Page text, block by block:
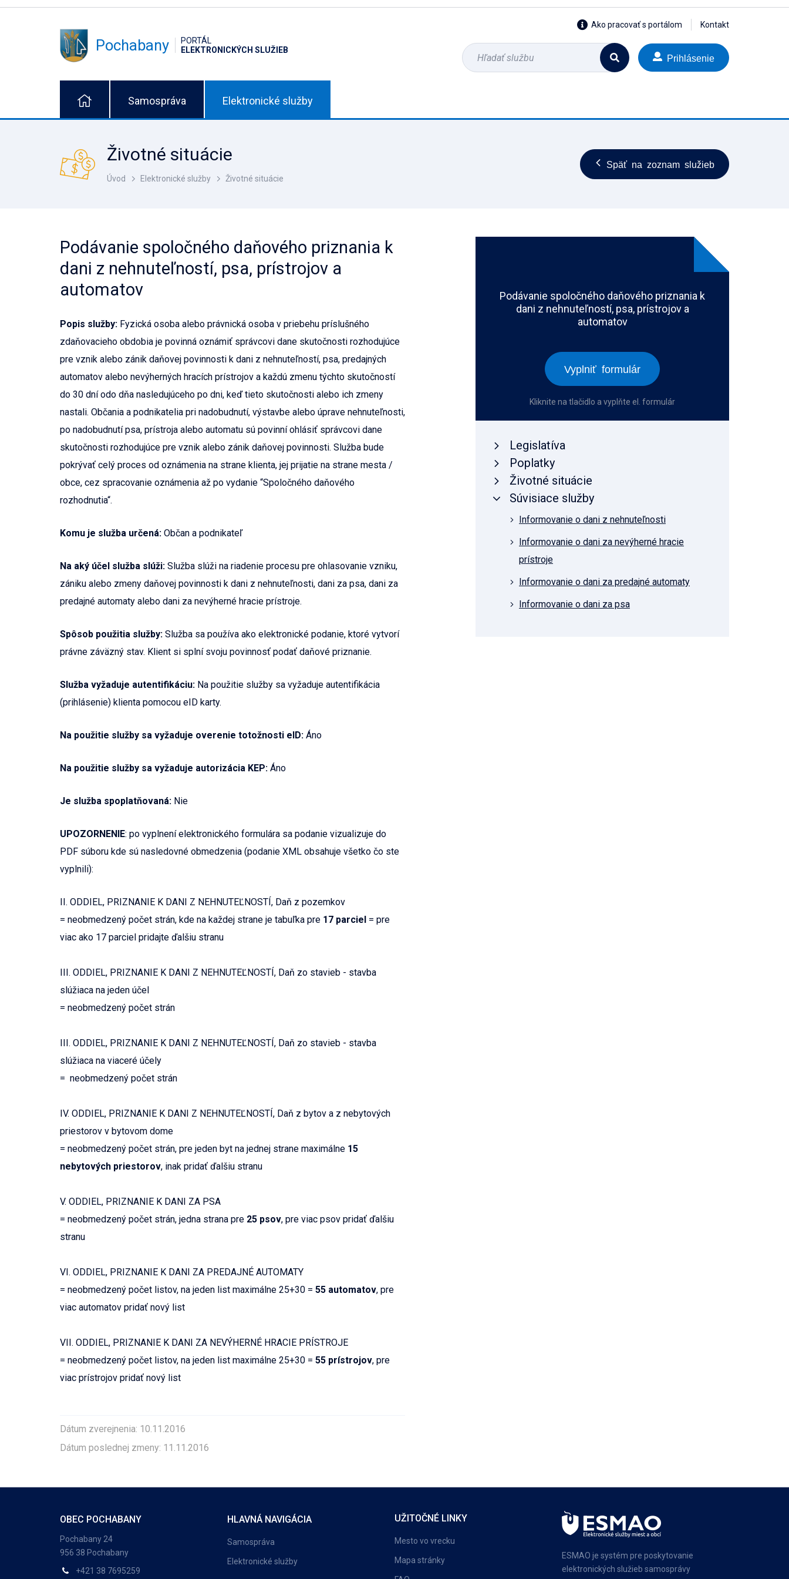
Pochabany
PORTÁL
ELEKTRONICKÝCH SLUŽIEB
Ako pracovať s portálom Kontakt
Prihlásenie
Samospráva Elektronické služby
Životné situácie
Úvod Elektronické služby Životné situácie
Späť na zoznam služieb
Podávanie spoločného daňového priznania k
dani z nehnuteľností, psa, prístrojov a
automatov
Popis služby: Fyzická osoba alebo právnická osoba v priebehu príslušného
zdaňovacieho obdobia je povinná oznámiť správcovi dane skutočnosti rozhodujúce
pre vznik alebo zánik daňovej povinnosti k dani z nehnuteľností, psa, predajných
automatov alebo nevýherných hracích prístrojov a každú zmenu týchto skutočností
do 30 dní odo dňa nasledujúceho po dni, keď tieto skutočnosti alebo ich zmeny
nastali. Občania a podnikatelia pri nadobudnutí, výstavbe alebo úprave nehnuteľnosti,
po nadobudnutí psa, prístroja alebo automatu sú povinní ohlásiť správcovi dane
skutočnosti rozhodujúce pre vznik alebo zánik daňovej povinnosti. Služba bude
pokrývať celý proces od oznámenia na strane klienta, jej prijatie na strane mesta /
obce, cez spracovanie oznámenia až po vydanie “Spoločného daňového
rozhodnutia“.
Komu je služba určená: Občan a podnikateľ
Na aký účel služba slúži: Služba slúži na riadenie procesu pre ohlasovanie vzniku,
zániku alebo zmeny daňovej povinnosti k dani z nehnuteľnosti, dani za psa, dani za
predajné automaty alebo dani za nevýherné hracie prístroje.
Spôsob použitia služby: Služba sa používa ako elektronické podanie, ktoré vytvorí
právne záväzný stav. Klient si splní svoju povinnosť podať daňové priznanie.
Služba vyžaduje autentifikáciu: Na použitie služby sa vyžaduje autentifikácia
(prihlásenie) klienta pomocou eID karty.
Na použitie služby sa vyžaduje overenie totožnosti eID: Áno
Na použitie služby sa vyžaduje autorizácia KEP: Áno
Je služba spoplatňovaná: Nie
UPOZORNENIE: po vyplnení elektronického formulára sa podanie vizualizuje do
PDF súboru kde sú nasledovné obmedzenia (podanie XML obsahuje všetko čo ste
vyplnili):
II. ODDIEL, PRIZNANIE K DANI Z NEHNUTEĽNOSTÍ, Daň z pozemkov
= neobmedzený počet strán, kde na každej strane je tabuľka pre 17 parciel = pre
viac ako 17 parciel pridajte ďalšiu stranu
III. ODDIEL, PRIZNANIE K DANI Z NEHNUTEĽNOSTÍ, Daň zo stavieb - stavba
slúžiaca na jeden účel
= neobmedzený počet strán
III. ODDIEL, PRIZNANIE K DANI Z NEHNUTEĽNOSTÍ, Daň zo stavieb - stavba
slúžiaca na viaceré účely
= neobmedzený počet strán
IV. ODDIEL, PRIZNANIE K DANI Z NEHNUTEĽNOSTÍ, Daň z bytov a z nebytových
priestorov v bytovom dome
= neobmedzený počet strán, pre jeden byt na jednej strane maximálne 15
nebytových priestorov, inak pridať ďalšiu stranu
V. ODDIEL, PRIZNANIE K DANI ZA PSA
= neobmedzený počet strán, jedna strana pre 25 psov, pre viac psov pridať ďalšiu
stranu
VI. ODDIEL, PRIZNANIE K DANI ZA PREDAJNÉ AUTOMATY
= neobmedzený počet listov, na jeden list maximálne 25+30 = 55 automatov, pre
viac automatov pridať nový list
VII. ODDIEL, PRIZNANIE K DANI ZA NEVÝHERNÉ HRACIE PRÍSTROJE
= neobmedzený počet listov, na jeden list maximálne 25+30 = 55 prístrojov, pre
viac prístrojov pridať nový list
Dátum zverejnenia: 10.11.2016
Dátum poslednej zmeny: 11.11.2016
Podávanie spoločného daňového priznania k
dani z nehnuteľností, psa, prístrojov a
automatov
Vyplniť formulár
Kliknite na tlačidlo a vyplňte el. formulár
Legislatíva
Poplatky
Životné situácie
Súvisiace služby
Informovanie o dani z nehnuteľnosti
Informovanie o dani za nevýherné hracie
prístroje
Informovanie o dani za predajné automaty
Informovanie o dani za psa
OBEC POCHABANY
Pochabany 24
956 38 Pochabany
+421 38 7695259
HLAVNÁ NAVIGÁCIA
Samospráva
Elektronické služby
UŽITOČNÉ LINKY
Mesto vo vrecku
Mapa stránky
ESMAO je systém pre poskytovanie
elektronických služieb samosprávy